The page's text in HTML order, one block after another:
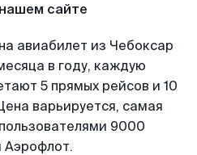
сайте
авиабилет из Чебоксар
в году, каждую
5 прямых рейсов и 10
варьируется, самая
9000
Аэрофлот.